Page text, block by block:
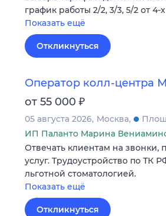
график работы 2/2, 3/3, 5/2 от 4-
Показать ещё
Откликнуться
Оператор колл-центра
от 55 000 ₽
05 августа 2026 Москва
ИП Паланто Марина
Отвечать клиентам на звонки,
услуг. Трудоустройство по ТК
льготной стоматологией.
Показать ещё
Откликнуться